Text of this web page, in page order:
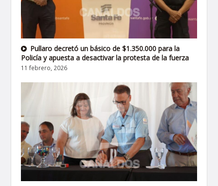
Pullaro decretó un básico de $1.350.000 para la
Policía y apuesta a desactivar la protesta de la fuerza
11 febrero, 2026